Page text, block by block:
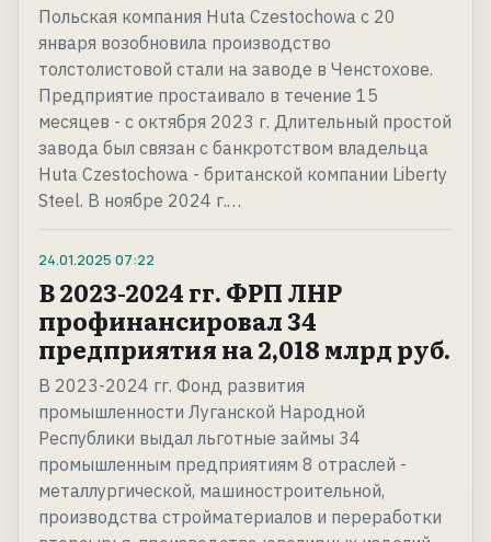
Польская компания Huta Czestochowa с 20
января возобновила производство
толстолистовой стали на заводе в Ченстохове.
Предприятие простаивало в течение 15
месяцев - с октября 2023 г. Длительный простой
завода был связан с банкротством владельца
Huta Czestochowa - британской компании Liberty
Steel. В ноябре 2024 г.…
24.01.2025 07:22
В 2023-2024 гг. ФРП ЛНР
профинансировал 34
предприятия на 2,018 млрд руб.
В 2023-2024 гг. Фонд развития
промышленности Луганской Народной
Республики выдал льготные займы 34
промышленным предприятиям 8 отраслей -
металлургической, машиностроительной,
производства стройматериалов и переработки